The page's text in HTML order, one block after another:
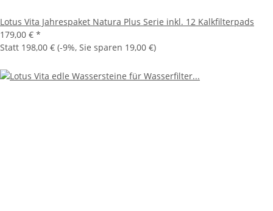
Lotus Vita Jahrespaket Natura Plus Serie inkl. 12 Kalkfilterpads
179,00 € *
Statt 198,00 € (-9%, Sie sparen 19,00 €)